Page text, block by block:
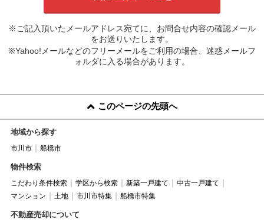
※ご記入頂いたメールアドレス宛てに、お問合せ内容の確認メール
をお送りいたします。
※Yahoo!メールなどのフリーメールをご利用の場合、迷惑メールフ
ォルダに入る場合があります。
このページの先頭へ
地域から探す
市川市 船橋市
物件検索
こだわり条件検索 学区から検索 新築一戸建て
中古一戸建て
マンション
土地 市川市特集 船橋市特集
不動産売却について